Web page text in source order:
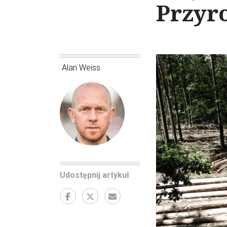
Alan Weiss
Udostępnij artykuł